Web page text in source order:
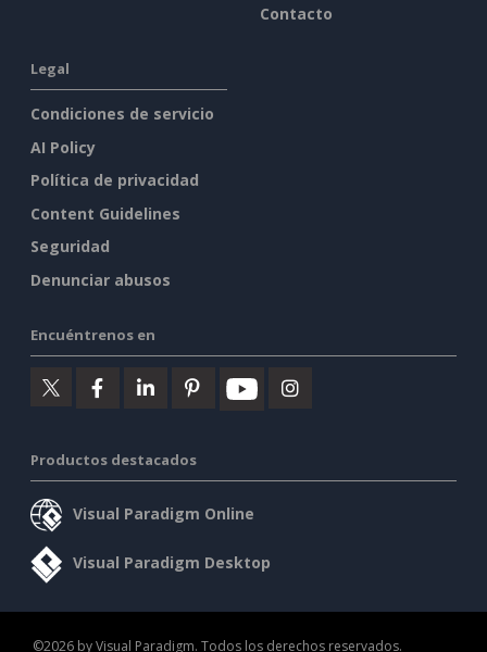
Contacto
Legal
Condiciones de servicio
AI Policy
Política de privacidad
Content Guidelines
Seguridad
Denunciar abusos
Encuéntrenos en
Productos destacados
Visual Paradigm Online
Visual Paradigm Desktop
©2026 by Visual Paradigm. Todos los derechos reservados.